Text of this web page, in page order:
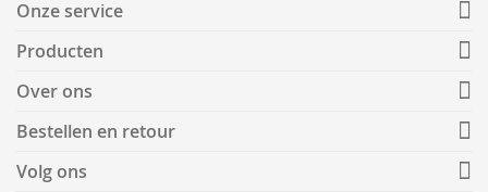
Onze service
Producten
Over ons
Bestellen en retour
Volg ons